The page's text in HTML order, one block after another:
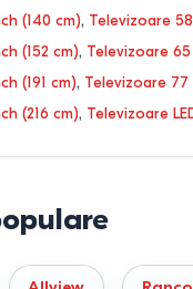
(140 cm), Televizoare
(152 cm), Televizoare
(191 cm), Televizoare 77
(216 cm), Televizoare
Android TV
TV